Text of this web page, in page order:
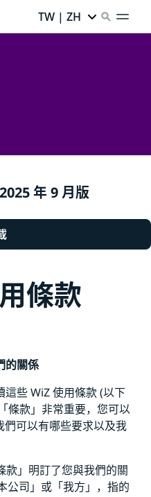
TW | ZH
年 9 月版
條款
的關係
些 WiZ 使用條款 (以下
條款」非常重要，您可以
可以有哪些要求以及我
款」明訂了您與我們的關
公司」或「我方」，指的